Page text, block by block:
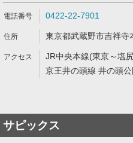
0422-22-7901
東京都武蔵野市吉祥寺
JR中央本線(東京～塩
京王井の頭線 井の頭
サピックス